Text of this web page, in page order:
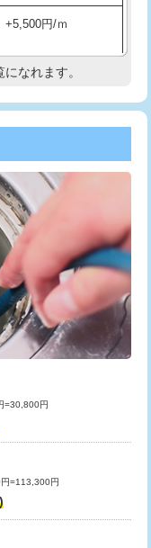
11,000円
44,000円
+8,800円
11,000円~
55,000円
+5,500円/ｍ
現地調査
+3,300円
33,000円
8,800円
11,000円
22,000円
33,000円
なれます。
=30,800円
=113,300円